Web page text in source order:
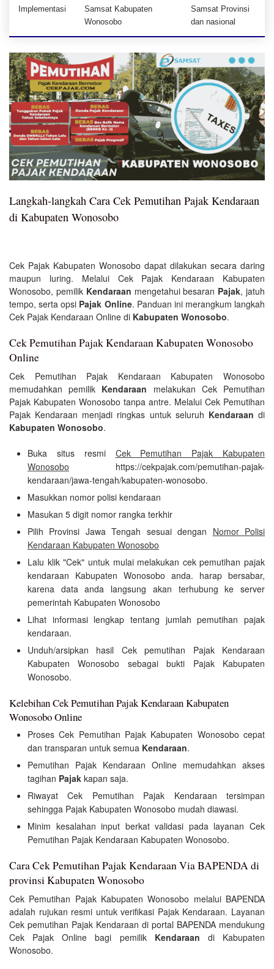
Implementasi
Samsat Kabupaten
Wonosobo
Samsat Provinsi
dan nasional
Langkah-langkah Cara Cek Pemutihan Pajak Kendaraan
di Kabupaten Wonosobo
Cek Pajak Kabupaten Wonosobo dapat dilakukan secara daring
maupun luring. Melalui Cek Pajak Kendaraan Kabupaten
Wonosobo, pemilik Kendaraan mengetahui besaran Pajak, jatuh
tempo, serta opsi Pajak Online. Panduan ini merangkum langkah
Cek Pajak Kendaraan Online di Kabupaten Wonosobo.
Cek Pemutihan Pajak Kendaraan Kabupaten Wonosobo
Online
Cek Pemutihan Pajak Kendaraan Kabupaten Wonosobo
memudahkan pemilik Kendaraan melakukan Cek Pemutihan
Pajak Kabupaten Wonosobo tanpa antre. Melalui Cek Pemutihan
Pajak Kendaraan menjadi ringkas untuk seluruh Kendaraan di
Kabupaten Wonosobo.
Buka situs resmi Cek Pemutihan Pajak Kabupaten
Wonosobo https://cekpajak.com/pemutihan-pajak-
kendaraan/jawa-tengah/kabupaten-wonosobo.
Masukkan nomor polisi kendaraan
Masukan 5 digit nomor rangka terkhir
Pilih Provinsi Jawa Tengah sesuai dengan Nomor Polisi
Kendaraan Kabupaten Wonosobo
Lalu klik "Cek" untuk mulai melakukan cek pemutihan pajak
kendaraan Kabupaten Wonosobo anda. harap bersabar,
karena data anda langsung akan terhubung ke server
pemerintah Kabupaten Wonosobo
Lihat informasi lengkap tentang jumlah pemutihan pajak
kendaraan.
Unduh/arsipkan hasil Cek pemutihan Pajak Kendaraan
Kabupaten Wonosobo sebagai bukti Pajak Kabupaten
Wonosobo.
Kelebihan Cek Pemutihan Pajak Kendaraan Kabupaten
Wonosobo Online
Proses Cek Pemutihan Pajak Kabupaten Wonosobo cepat
dan transparan untuk semua Kendaraan.
Pemutihan Pajak Kendaraan Online memudahkan akses
tagihan Pajak kapan saja.
Riwayat Cek Pemutihan Pajak Kendaraan tersimpan
sehingga Pajak Kabupaten Wonosobo mudah diawasi.
Minim kesalahan input berkat validasi pada layanan Cek
Pemutihan Pajak Kendaraan Kabupaten Wonosobo.
Cara Cek Pemutihan Pajak Kendaraan Via BAPENDA di
provinsi Kabupaten Wonosobo
Cek Pemutihan Pajak Kabupaten Wonosobo melalui BAPENDA
adalah rujukan resmi untuk verifikasi Pajak Kendaraan. Layanan
Cek pemutihan Pajak Kendaraan di portal BAPENDA mendukung
Cek Pajak Online bagi pemilik Kendaraan di Kabupaten
Wonosobo.